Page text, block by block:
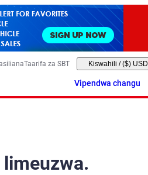
Taarifa za SBT Kiswahili / ($) USD
Vipendwa changu